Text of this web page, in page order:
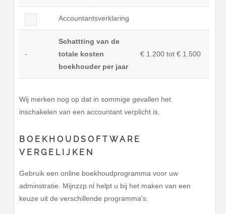
Accountantsverklaring
-
Schattting van de
totale kosten
boekhouder per jaar
€ 1.200 tot € 1.500
Wij merken nog op dat in sommige gevallen het
inschakelen van een accountant verplicht is.
BOEKHOUDSOFTWARE
VERGELIJKEN
Gebruik een online boekhoudprogramma voor uw
adminstratie. Mijnzzp.nl helpt u bij het maken van een
keuze uit de verschillende programma's.